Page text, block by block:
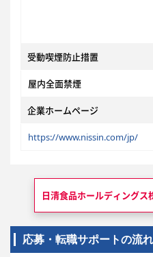
受動喫煙防止措置
屋内全面禁煙
企業ホームページ
https://www.nissin.com/jp/
日清食品ホールディングス
応募・転職サポートの流れ